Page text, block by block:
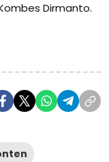
Dirmanto.